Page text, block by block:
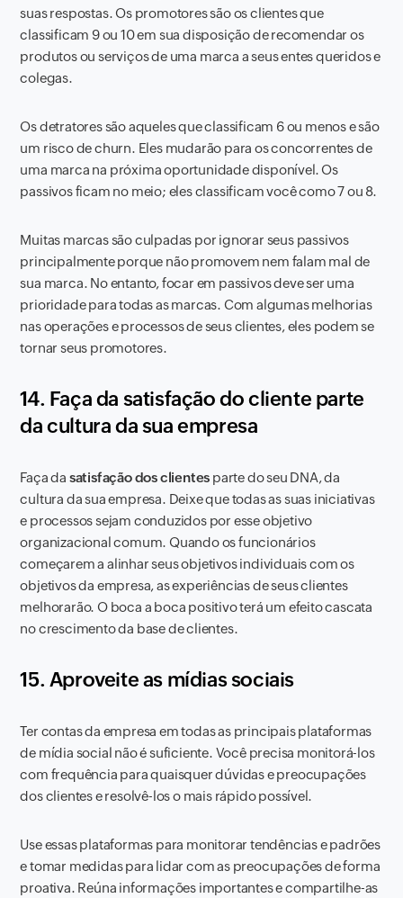
suas respostas. Os promotores são os clientes que
classificam 9 ou 10 em sua disposição de recomendar os
produtos ou serviços de uma marca a seus entes queridos e
colegas.
Os detratores são aqueles que classificam 6 ou menos e são
um risco de churn. Eles mudarão para os concorrentes de
uma marca na próxima oportunidade disponível. Os
passivos ficam no meio; eles classificam você como 7 ou 8.
Muitas marcas são culpadas por ignorar seus passivos
principalmente porque não promovem nem falam mal de
sua marca. No entanto, focar em passivos deve ser uma
prioridade para todas as marcas. Com algumas melhorias
nas operações e processos de seus clientes, eles podem se
tornar seus promotores.
14. Faça da satisfação do cliente parte
da cultura da sua empresa
Faça da satisfação dos clientes parte do seu DNA, da
cultura da sua empresa. Deixe que todas as suas iniciativas
e processos sejam conduzidos por esse objetivo
organizacional comum. Quando os funcionários
começarem a alinhar seus objetivos individuais com os
objetivos da empresa, as experiências de seus clientes
melhorarão. O boca a boca positivo terá um efeito cascata
no crescimento da base de clientes.
15. Aproveite as mídias sociais
Ter contas da empresa em todas as principais plataformas
de mídia social não é suficiente. Você precisa monitorá-los
com frequência para quaisquer dúvidas e preocupações
dos clientes e resolvê-los o mais rápido possível.
Use essas plataformas para monitorar tendências e padrões
e tomar medidas para lidar com as preocupações de forma
proativa. Reúna informações importantes e compartilhe-as